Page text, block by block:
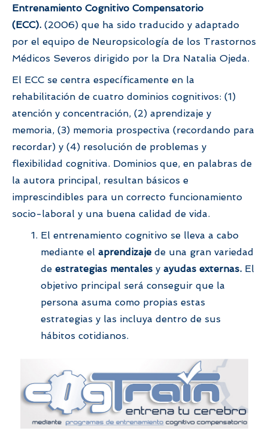
Entrenamiento Cognitivo Compensatorio
(ECC). (2006) que ha sido traducido y adaptado
por el equipo de Neuropsicología de los Trastornos
Médicos Severos dirigido por la Dra Natalia Ojeda.
El ECC se centra específicamente en la
rehabilitación de cuatro dominios cognitivos: (1)
atención y concentración, (2) aprendizaje y
memoria, (3) memoria prospectiva (recordando para
recordar) y (4) resolución de problemas y
flexibilidad cognitiva. Dominios que, en palabras de
la autora principal, resultan básicos e
imprescindibles para un correcto funcionamiento
socio-laboral y una buena calidad de vida.
El entrenamiento cognitivo se lleva a cabo
mediante el aprendizaje de una gran variedad
de estrategias mentales y ayudas externas. El
objetivo principal será conseguir que la
persona asuma como propias estas
estrategias y las incluya dentro de sus
hábitos cotidianos.